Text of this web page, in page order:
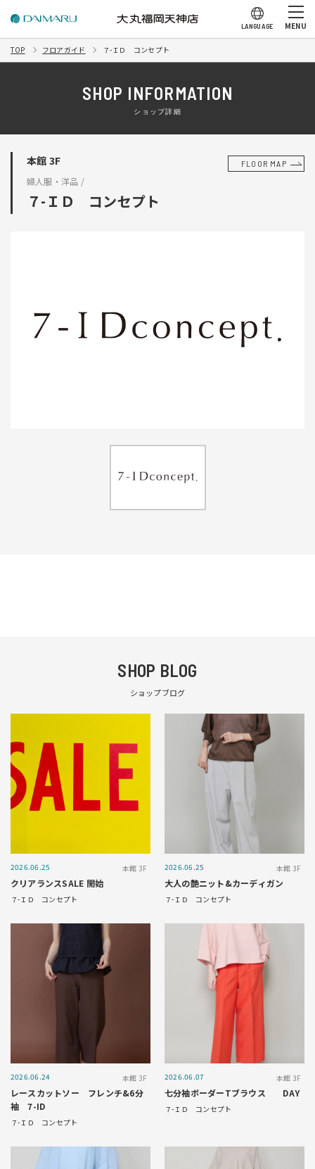
LANGUAGE MENU
TOP フロアガイド ７-ＩＤ コンセプト
SHOP INFORMATION
ショップ詳細
本館 3F FLOOR MAP
婦人服・洋品 /
７-ＩＤ コンセプト
SHOP BLOG
ショップブログ
2026.06.25 本館 3F
クリアランスSALE 開始
７-ＩＤ コンセプト
2026.06.25 本館 3F
大人の艶ニット&カーディガン
７-ＩＤ コンセプト
2026.06.24 本館 3F
レースカットソー フレンチ&6分
袖 7-ID
７-ＩＤ コンセプト
2026.06.07 本館 3F
七分袖ボーダーTブラウス DAY
７-ＩＤ コンセプト